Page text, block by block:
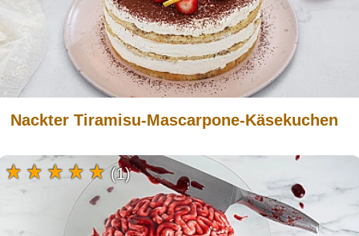
Nackter Tiramisu-Mascarpone-Käsekuchen
(1)